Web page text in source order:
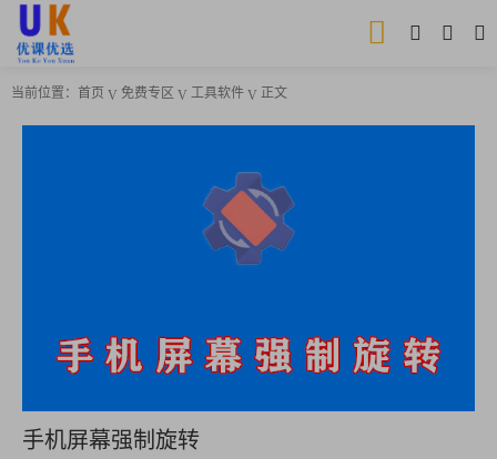
当前位置： 首页 免费专区 工具软件 正文
手机屏幕强制旋转